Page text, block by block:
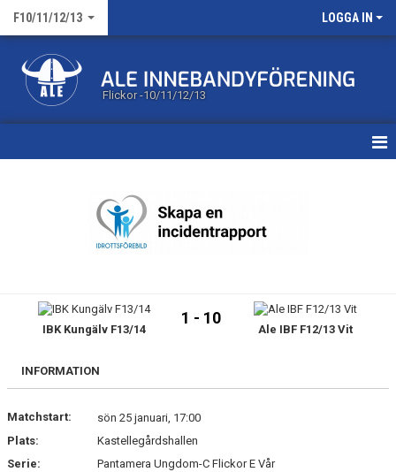
F10/11/12/13 LOGGA IN
Flickor -10/11/12/13
BILDGALLERI
DOKUMENT
IBK Kungälv F13/14
1 - 10
Ale IBF F12/13 Vit
INFORMATION
Matchstart:
sön 25 januari, 17:00
Plats:
Kastellegårdshallen
Serie:
Pantamera Ungdom-C Flickor E Vår